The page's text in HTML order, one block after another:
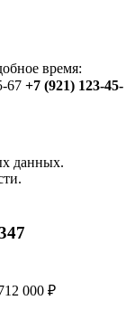
время:
67 +7 (921) 123-45-
данных.
000 ₽